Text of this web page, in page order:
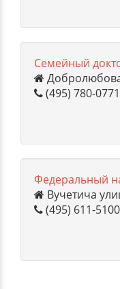
Семейный
(495) 780-0771
Вучетича
(495) 611-5100